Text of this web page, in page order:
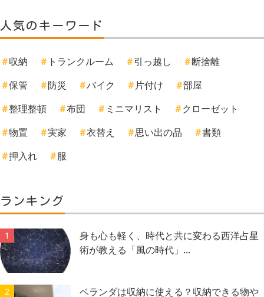
人気のキーワード
収納 トランクルーム 引っ越し
断捨離
保管
防災 バイク 片付け
部屋
整理整頓
布団 ミニマリスト
クローゼット
物置
実家 衣替え 思い出の品
書類
押入れ
服
ランキング
1
身も心も軽く、時代と共に変わる西洋占星
術が教える「風の時代」...
2 ベランダは収納に使える？収納できる物や